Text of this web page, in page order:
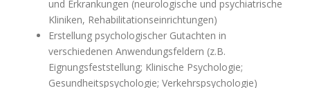
Wirtschaft,
Wissenschaft,
Bildungswesen.
besonderer
Relevanz
und Erkrankungen (neurologische und psychiatrische
Kliniken, Rehabilitationseinrichtungen)
Erstellung psychologischer Gutachten in
verschiedenen Anwendungsfeldern (z.B.
Eignungsfeststellung; Klinische Psychologie;
Gesundheitspsychologie; Verkehrspsychologie)